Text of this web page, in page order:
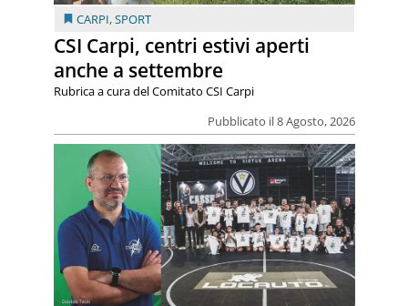
CARPI,SPORT
CSI Carpi, centri estivi aperti
anche a settembre
Pubblicato il 8 Agosto, 2026
Rubrica a cura del Comitato CSI Carpi